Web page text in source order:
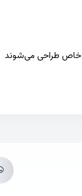
خاص طراحی می‌شوند